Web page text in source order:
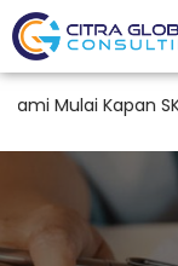
Kapan SKT